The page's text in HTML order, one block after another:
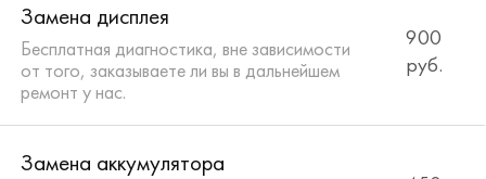
Замена дисплея
Бесплатная диагностика, вне зависимости
от того, заказываете ли вы в дальнейшем
ремонт у нас.
900
руб.
Замена аккумулятора